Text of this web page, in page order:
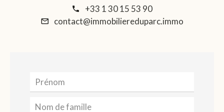
+33 1 30 15 53 90
contact@immobiliereduparc.immo